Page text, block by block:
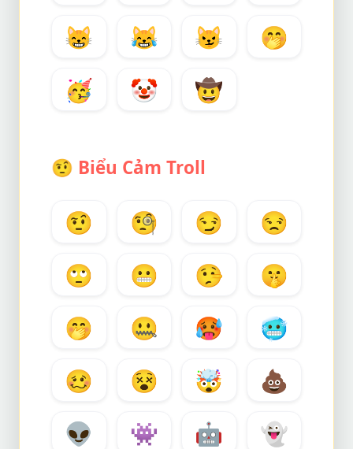
😸
😹 😼
🤭
🥳
🤡 🤠
🤨 Biểu Cảm Troll
🤨 🧐 😏
😒
🙄
😬 🤥
🤫
🤭
🤐 🥵
🥶
🥴
😵 🤯
💩
👽
👾 🤖 👻